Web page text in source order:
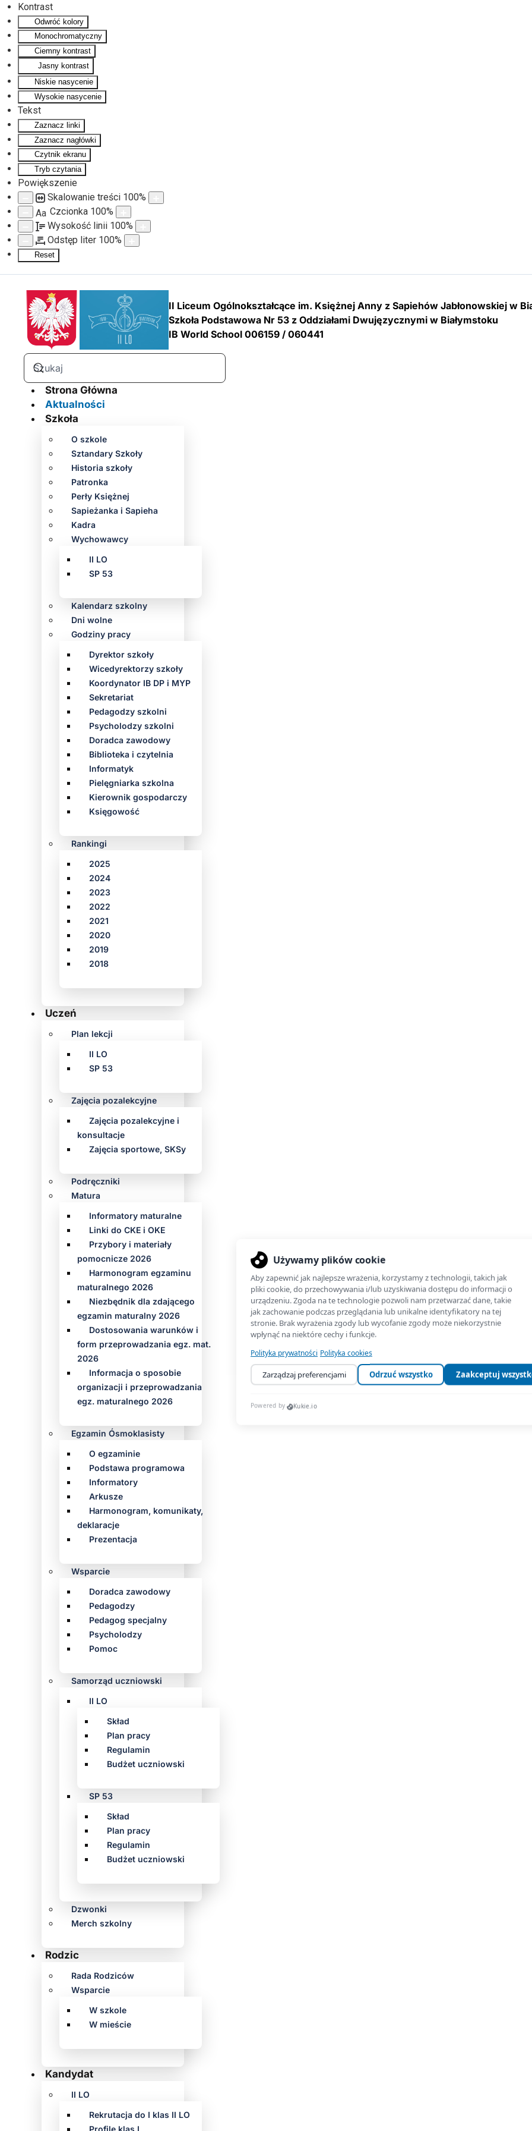
Kontrast
Odwróć kolory
Monochromatyczny
Ciemny kontrast
Jasny kontrast
Niskie nasycenie
Wysokie nasycenie
Tekst
Zaznacz linki
Zaznacz nagłówki
Czytnik ekranu
Tryb czytania
Powiększenie
Skalowanie treści 100%
Aa Czcionka 100%
Wysokość linii 100%
Odstęp liter 100%
Reset
II Liceum Ogólnokształcące im. Księżnej Anny z Sapiehów Jabłonowskiej w
Szkoła Podstawowa Nr 53 z Oddziałami Dwujęzycznymi w Białymstoku
IB World School 006159 / 060441
Strona Główna
Aktualności
Szkoła
O szkole
Sztandary Szkoły
Historia szkoły
Patronka
Perły Księżnej
Sapieżanka i Sapieha
Kadra
Wychowawcy
II LO
SP 53
Kalendarz szkolny
Dni wolne
Godziny pracy
Dyrektor szkoły
Wicedyrektorzy szkoły
Koordynator IB DP i MYP
Sekretariat
Pedagodzy szkolni
Psycholodzy szkolni
Doradca zawodowy
Biblioteka i czytelnia
Informatyk
Pielęgniarka szkolna
Kierownik gospodarczy
Księgowość
Rankingi
2025
2024
2023
2022
2021
2020
2019
2018
Uczeń
Plan lekcji
II LO
SP 53
Zajęcia pozalekcyjne
Zajęcia pozalekcyjne i
konsultacje
Zajęcia sportowe, SKSy
Podręczniki
Matura
Informatory maturalne
Linki do CKE i OKE
Przybory i materiały
pomocnicze 2026
Harmonogram egzaminu
maturalnego 2026
Niezbędnik dla zdającego
egzamin maturalny 2026
Dostosowania warunków i
form przeprowadzania egz. mat.
2026
Informacja o sposobie
organizacji i przeprowadzania
egz. maturalnego 2026
Egzamin Ósmoklasisty
O egzaminie
Podstawa programowa
Informatory
Arkusze
Harmonogram, komunikaty,
deklaracje
Prezentacja
Wsparcie
Doradca zawodowy
Pedagodzy
Pedagog specjalny
Psycholodzy
Pomoc
Samorząd uczniowski
II LO
Skład
Plan pracy
Regulamin
Budżet uczniowski
SP 53
Skład
Plan pracy
Regulamin
Budżet uczniowski
Dzwonki
Merch szkolny
Rodzic
Rada Rodziców
Wsparcie
W szkole
W mieście
Kandydat
II LO
Rekrutacja do I klas II LO
Profile klas I